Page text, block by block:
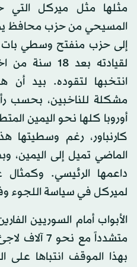
مثلها مثل ميركل التي
المسيحي من حزب محافظ
إلى حزب منفتح وسطي بات
لقيادته بعد
انتخبها لتقوده. بيد
مشكلة للناخبين، بحسب
أوروبا كلها نحو اليمين
كارنباور، رغم
الماضي تميل إلى
داعمها الرئيسي.
لميركل في سياسة اللجوء
الأبواب أمام السوريين
متشدداً مع
بهذا الموقف انتباها على